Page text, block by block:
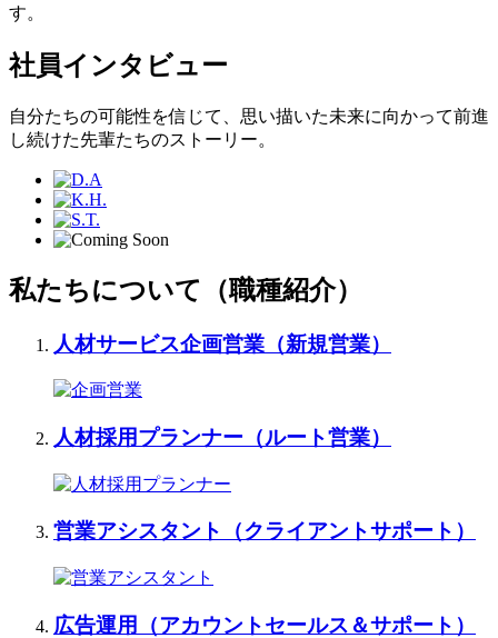
す。
社員インタビュー
自分たちの可能性を信じて、思い描いた未来に向かって前進
し続けた先輩たちのストーリー。
私たちについて （職種紹介）
人材サービス企画営業 （新規営業）
人材採用プランナー （ルート営業）
営業アシスタント （クライアントサポート）
広告運用 （アカウントセールス＆サポート）